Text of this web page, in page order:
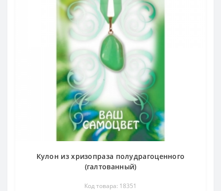
Кулон из хризопраза полудрагоценного
(галтованный)
Код товара: 18351